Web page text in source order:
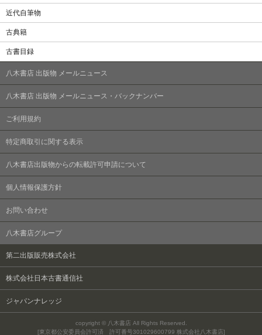
近代自筆物
古典籍
古書目録
八木書店 出版物 メールニュース
八木書店 出版物 メールニュース・バックナンバー
ご利用規約
特定商取引に関する表示
八木書店出版物からの転載許可申請について
個人情報保護方針
お問い合わせ
八木書店グループ
copyright © 八木書店 All Rights Reserved.
[東京都公安委員会許可済 許可番号301029600799 株式会社八木書店]
第二出版販売株式会社
株式会社日本古書通信社
ジャパンナレッジ